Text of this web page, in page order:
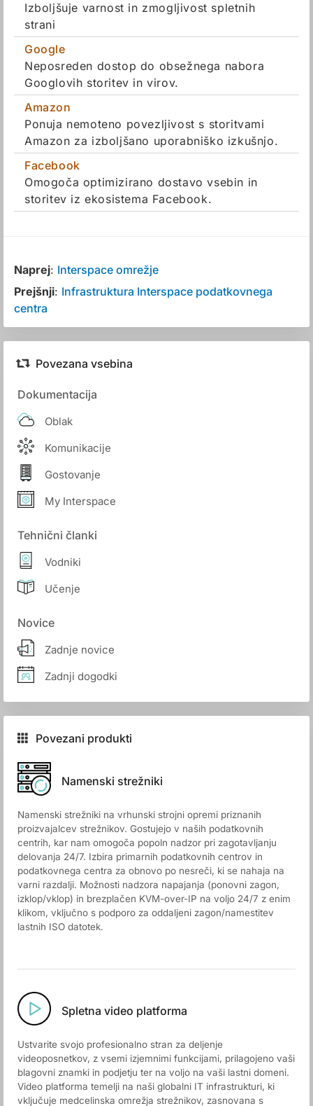
Izboljšuje varnost in zmogljivost spletnih
strani
Google
Neposreden dostop do obsežnega nabora
Googlovih storitev in virov.
Amazon
Ponuja nemoteno povezljivost s storitvami
Amazon za izboljšano uporabniško izkušnjo.
Facebook
Omogoča optimizirano dostavo vsebin in
storitev iz ekosistema Facebook.
Naprej: Interspace omrežje
Prejšnji: Infrastruktura Interspace podatkovnega
centra
Povezana vsebina
Dokumentacija
Oblak
Komunikacije
Gostovanje
My Interspace
Tehnični članki
Vodniki
Učenje
Novice
Zadnje novice
Zadnji dogodki
Povezani produkti
Namenski strežniki
Namenski strežniki na vrhunski strojni opremi priznanih
proizvajalcev strežnikov. Gostujejo v naših podatkovnih
centrih, kar nam omogoča popoln nadzor pri zagotavljanju
delovanja 24/7. Izbira primarnih podatkovnih centrov in
podatkovnega centra za obnovo po nesreči, ki se nahaja na
varni razdalji. Možnosti nadzora napajanja (ponovni zagon,
izklop/vklop) in brezplačen KVM-over-IP na voljo 24/7 z enim
klikom, vključno s podporo za oddaljeni zagon/namestitev
lastnih ISO datotek.
Spletna video platforma
Ustvarite svojo profesionalno stran za deljenje
videoposnetkov, z vsemi izjemnimi funkcijami, prilagojeno vaši
blagovni znamki in podjetju ter na voljo na vaši lastni domeni.
Video platforma temelji na naši globalni IT infrastrukturi, ki
vključuje medcelinska omrežja strežnikov, zasnovana s